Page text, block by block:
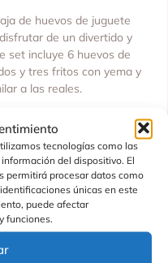
tecnologías como las
del dispositivo. El
permitirá procesar datos como
únicas en este
puede afectar
funciones.
de huevos de juguete
de un divertido y
set incluye 6 huevos de
y tres fritos con yema y
a las reales.
fomentando la creatividad,
de los niños. Ideal
o jugar a restaurantes.
cocidos y 3 fritos